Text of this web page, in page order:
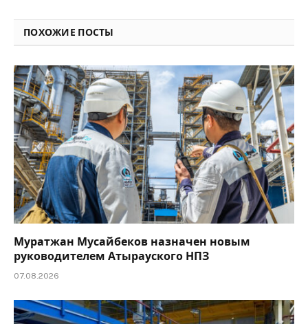
ПОХОЖИЕ ПОСТЫ
Муратжан Мусайбеков назначен новым
руководителем Атырауского НПЗ
07.08.2026